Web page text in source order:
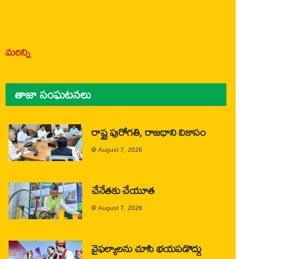
మరిన్ని
తాజా సంఘటనలు
రాష్ట్ర పురోగతి, రాజధాని వికాసం
@August 7, 2026
చేనేతకు చేయూత
@August 7, 2026
వైఫల్యాలను చూసి భయపడొద్దు